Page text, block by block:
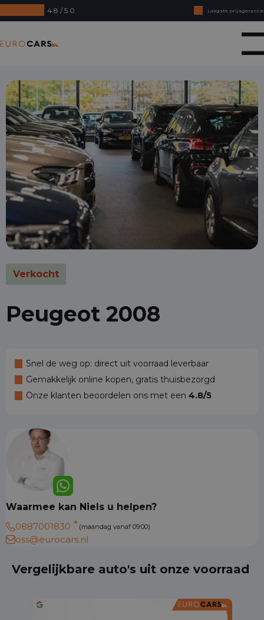
4.8 / 5.0
Laagste prijsgarantie
Online kopen, niet goed geld terug
Financial lease - Soepele acceptatie
Verkocht
Peugeot 2008
Snel de weg op: direct uit voorraad leverbaar
Gemakkelijk online kopen, gratis thuisbezorgd
Onze klanten beoordelen ons met een 4.8/5
Waarmee kan Niels u helpen?
0887001830
(maandag vanaf 09:00)
oss@eurocars.nl
Vergelijkbare auto's uit onze voorraad